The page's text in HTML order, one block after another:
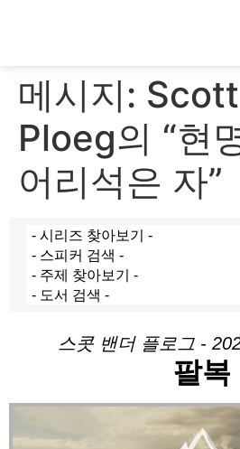
메시지:
Ploeg의 “현
어리석은 자”
스콧 밴더 플로그 -
팔복